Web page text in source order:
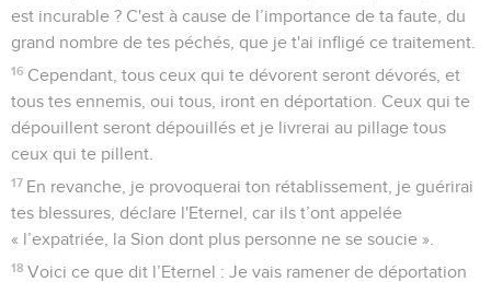
est incurable ? C'est à cause de l’importance de ta faute, du
grand nombre de tes péchés, que je t'ai infligé ce traitement.
16 Cependant, tous ceux qui te dévorent seront dévorés, et
tous tes ennemis, oui tous, iront en déportation. Ceux qui te
dépouillent seront dépouillés et je livrerai au pillage tous
ceux qui te pillent.
17 En revanche, je provoquerai ton rétablissement, je guérirai
tes blessures, déclare l'Eternel, car ils t’ont appelée
« l’expatriée, la Sion dont plus personne ne se soucie ».
18 Voici ce que dit l’Eternel : Je vais ramener de déportation